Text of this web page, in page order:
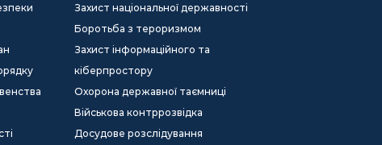
Захист національної державності
Боротьба з тероризмом
Захист інформаційного та
кіберпростору
Охорона державної таємниці
Військова контррозвідка
Досудове розслідування